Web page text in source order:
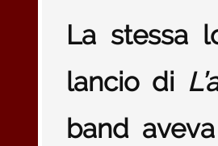
La stessa
lancio di
band